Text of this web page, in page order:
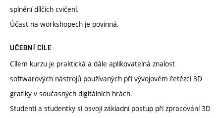
splnění dílčích cvičení.
Účast na workshopech je povinná.
UČEBNÍ CÍLE
Cílem kurzu je praktická a dále aplikovatelná znalost
softwarových nástrojů používaných při vývojovém řetězci 3D
grafiky v současných digitálních hrách.
Studenti a studentky si osvojí základní postup při zpracování 3D